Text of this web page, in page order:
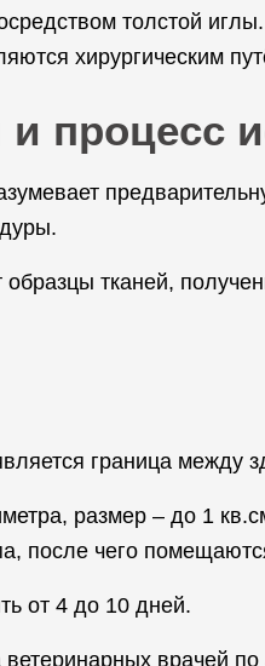
толстой
хирургическим
процесс
тканей,
граница между
размер – до 1
после чего
от 4 до 10 дней.
врачей